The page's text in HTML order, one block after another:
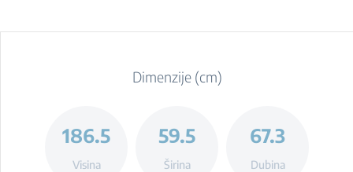
Dimenzije (cm)
186.5
Visina
59.5
Širina
67.3
Dubina